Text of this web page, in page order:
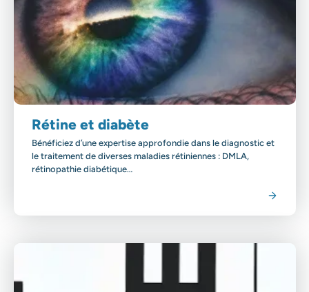
Rétine et diabète
Bénéficiez d’une expertise approfondie dans le diagnostic et
le traitement de diverses maladies rétiniennes : DMLA,
rétinopathie diabétique…